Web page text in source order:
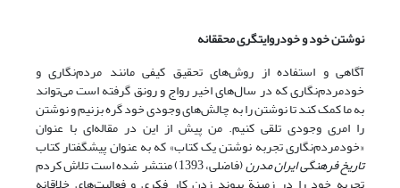
نوشتن خود و خودروایتگری محققانه
آگاهی و استفاده از روش‌های تحقیق کیفی مانند مردم‌نگاری و
خودمردم‌نگاری که در سال‌های اخیر رواج و رونق گرفته است می‌تواند
به ما کمک کند تا نوشتن را به چالش‌های وجودی خود گره بزنیم و نوشتن
را امری وجودی تلقی کنیم. من پیش از این در مقاله‌ای با عنوان
«خودمردم‌نگاری تجربه نوشتن یک کتاب» که به عنوان پیشگفتار کتاب
تاریخ فرهنگی ایران مدرن (فاضلی، 1393) منتشر شده است تلاش کردم